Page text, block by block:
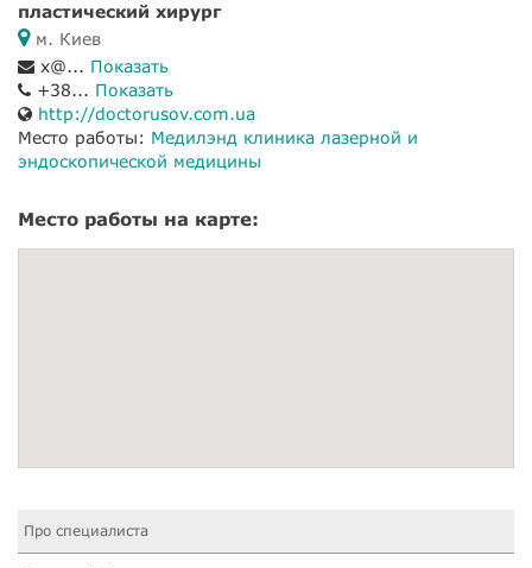
пластический хирург
м. Киев
x@... Показать
+38... Показать
http://doctorusov.com.ua
Место работы: Медилэнд клиника лазерной и
эндоскопической медицины
Место работы на карте:
Про специалиста